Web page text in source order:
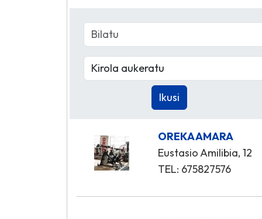
OREKA AMARA
Eustasio Amilibia, 12
TEL: 675827576